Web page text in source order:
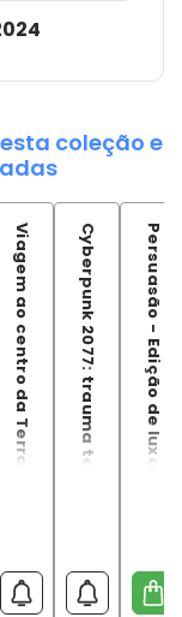
coleção e
Viagem ao centro da Terra - Edição de luxoCyberpunk 2077: trauma team Persuasão - Edição de luxo